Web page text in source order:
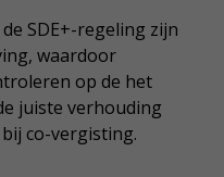
SDE+-regeling zijn
waardoor
op de het
juiste verhouding
co-vergisting.